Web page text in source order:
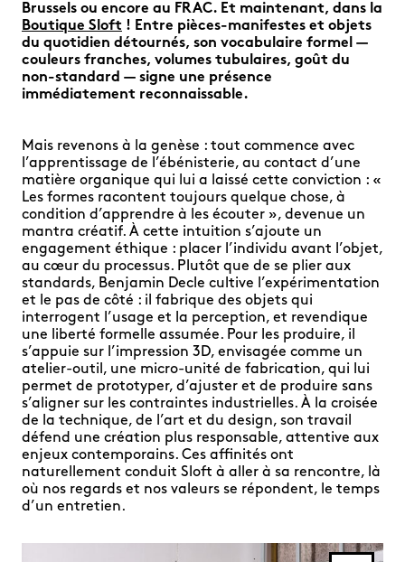
Brussels ou encore au FRAC. Et maintenant, dans la
Boutique Sloft ! Entre pièces-manifestes et objets
du quotidien détournés, son vocabulaire formel —
couleurs franches, volumes tubulaires, goût du
non-standard — signe une présence
immédiatement reconnaissable.
Mais revenons à la genèse : tout commence avec
l’apprentissage de l’ébénisterie, au contact d’une
matière organique qui lui a laissé cette conviction : «
Les formes racontent toujours quelque chose, à
condition d’apprendre à les écouter », devenue un
mantra créatif. À cette intuition s’ajoute un
engagement éthique : placer l’individu avant l’objet,
au cœur du processus. Plutôt que de se plier aux
standards, Benjamin Decle cultive l’expérimentation
et le pas de côté : il fabrique des objets qui
interrogent l’usage et la perception, et revendique
une liberté formelle assumée. Pour les produire, il
s’appuie sur l’impression 3D, envisagée comme un
atelier-outil, une micro-unité de fabrication, qui lui
permet de prototyper, d’ajuster et de produire sans
s’aligner sur les contraintes industrielles. À la croisée
de la technique, de l’art et du design, son travail
défend une création plus responsable, attentive aux
enjeux contemporains. Ces affinités ont
naturellement conduit Sloft à aller à sa rencontre, là
où nos regards et nos valeurs se répondent, le temps
d’un entretien.